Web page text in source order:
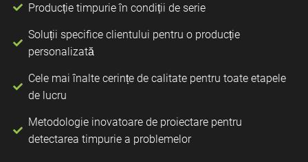
Producție timpurie în condiții de serie
Soluții specifice clientului pentru o producție
personalizată
Cele mai înalte cerințe de calitate pentru toate etapele
de lucru
Metodologie inovatoare de proiectare pentru
detectarea timpurie a problemelor